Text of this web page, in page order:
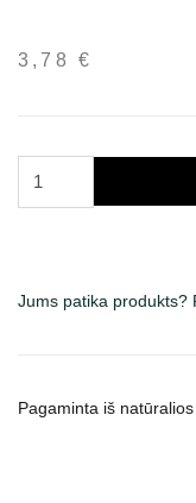
3,78 €
virvės,
Jums patika produkts?
Pagaminta iš natūralios